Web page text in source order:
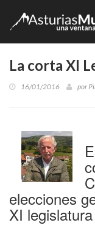
La corta XI
16/01/2016 por
elecciones
XI